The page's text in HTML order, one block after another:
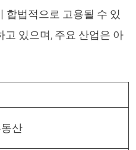
합법적으로 고용될 수 있
고 있으며, 주요 산업은 아
산